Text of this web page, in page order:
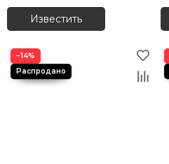
Известить
−14%